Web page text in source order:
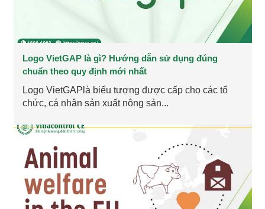
Logo VietGAP là gì? Hướng dẫn sử dụng đúng
chuẩn theo quy định mới nhất
Logo VietGAPlà biểu tượng được cấp cho các tổ
chức, cá nhân sản xuất nông sản...